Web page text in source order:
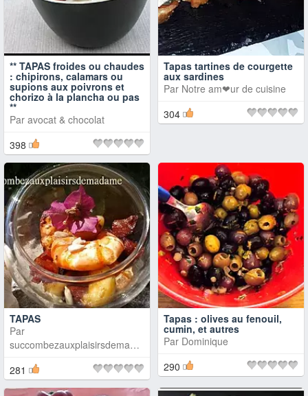
** TAPAS froides ou chaudes
: chipirons, calamars ou
supions aux poivrons et
chorizo à la plancha ou pas
**
Par avocat & chocolat
398
Tapas tartines de courgette
aux sardines
Par Notre am❤ur de cuisine
304
TAPAS
Par
succombezauxplaisirsdemadame
281
Tapas : olives au fenouil,
cumin, et autres
Par Dominique
290